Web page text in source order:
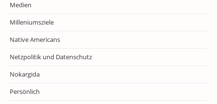
Medien
Milleniumsziele
Native Americans
Netzpolitik und Datenschutz
Nokargida
Persönlich